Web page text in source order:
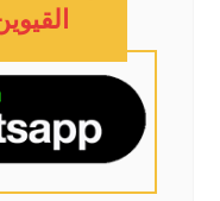
القيوين :